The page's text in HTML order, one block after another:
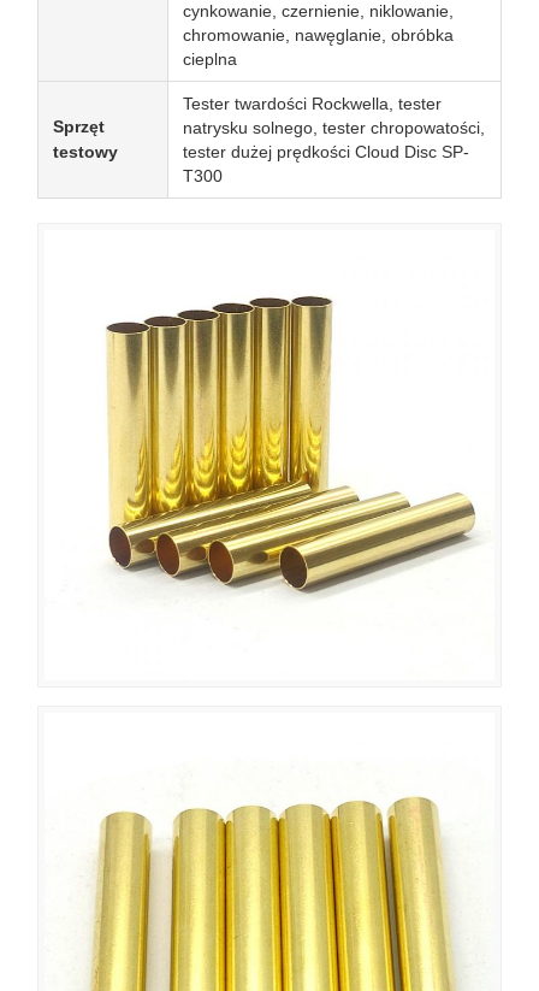
cynkowanie, czernienie, niklowanie,
chromowanie, nawęglanie, obróbka
cieplna
Sprzęt
testowy
Tester twardości Rockwella, tester
natrysku solnego, tester chropowatości,
tester dużej prędkości Cloud Disc SP-
T300